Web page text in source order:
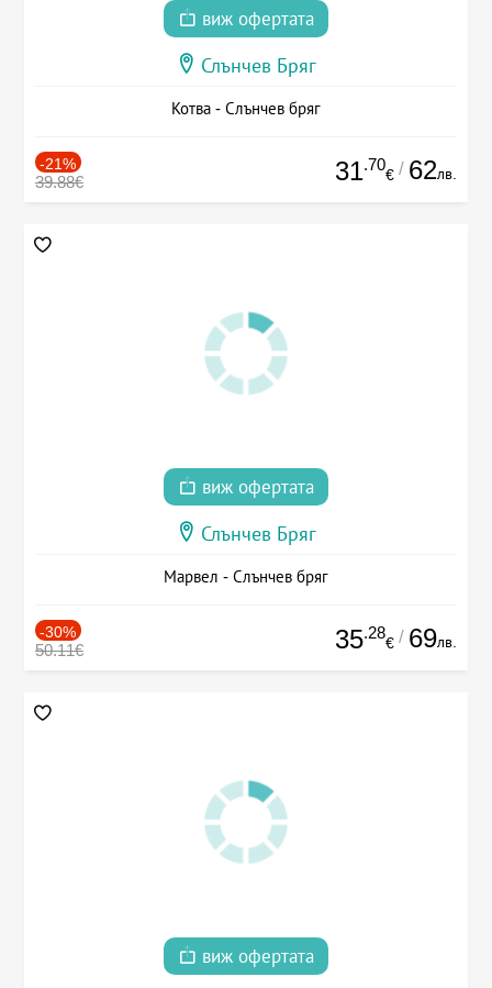
виж офертата
Слънчев Бряг
Котва - Слънчев бряг
-21%
39.88€ 31.70
€ / 62лв.
виж офертата
Слънчев Бряг
Марвел - Слънчев бряг
-30%
50.11€ 35.28
€ / 69лв.
виж офертата